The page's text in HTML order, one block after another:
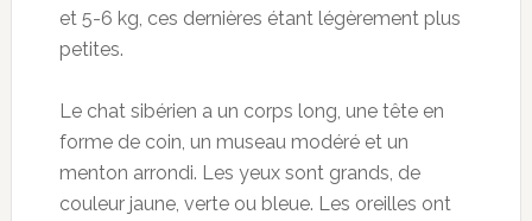
et 5-6 kg, ces dernières étant légèrement plus
petites.
Le chat sibérien a un corps long, une tête en
forme de coin, un museau modéré et un
menton arrondi. Les yeux sont grands, de
couleur jaune, verte ou bleue. Les oreilles ont